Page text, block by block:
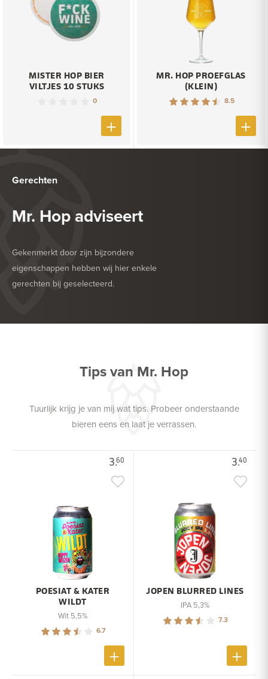
MISTER HOP BIER
VILTJES 10 STUKS
0
MR. HOP PROEFGLAS
(KLEIN)
8.5
Gerechten
Mr. Hop adviseert
Gekenmerkt door zijn bijzondere
eigenschappen hebben wij hier enkele
gerechten bij geselecteerd.
HEERLIJK BIJ
Tips van Mr. Hop
Tuurlijk krijg je van mij wat tips. Probeer onderstaande
bieren eens en laat je verrassen.
3.60
POESIAT & KATER
WILDT
Wit 5,5%
6.7
3.40
JOPEN BLURRED LINES
IPA 5,3%
7.3